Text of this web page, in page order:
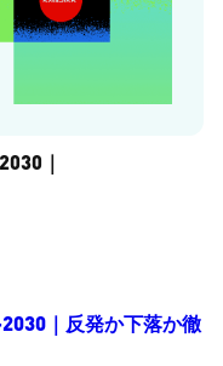
｜
｜反発か下落か徹